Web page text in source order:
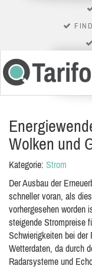
Wolken und
Kategorie: Strom
Der Ausbau der
schneller voran, als
vorhergesehen worden
steigende Strompreise
Schwierigkeiten bei der
Wetterdaten, da durch
Radarsysteme und